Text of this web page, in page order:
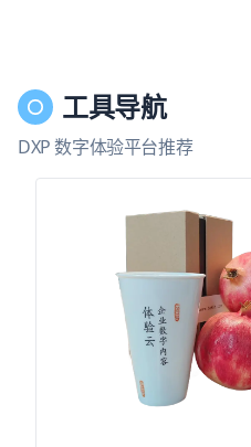
工具导航
DXP 数字体验平台推荐